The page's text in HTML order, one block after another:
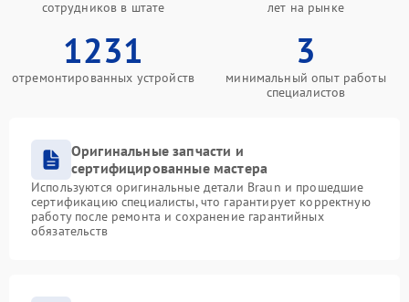
сотрудников в штате лет на рынке
1231
отремонтированных устройств
3
минимальный опыт работы
специалистов
Оригинальные запчасти и
сертифицированные мастера
Используются оригинальные детали Braun и прошедшие
сертификацию специалисты, что гарантирует корректную
работу после ремонта и сохранение гарантийных
обязательств